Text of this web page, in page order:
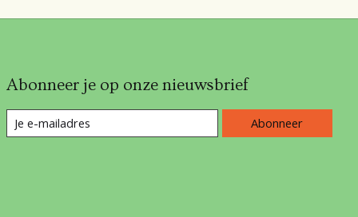
Abonneer je op onze nieuwsbrief
Abonneer